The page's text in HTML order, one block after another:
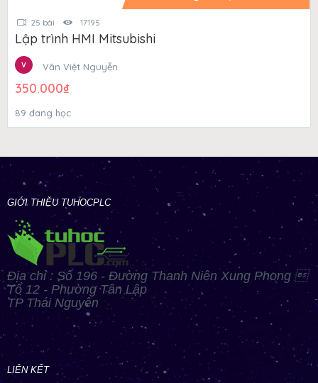
25 bài 17195
Lập trình HMI Mitsubishi
Văn Việt Nguyễn
350.000₫
89 đang học
GIỚI THIỆU TUHOCPLC
Địa chỉ : Số 196 - Đường Thanh Niên Xung Phong 
Tổ 12 - Phường Tân Lập
TP Thái Nguyên
LIÊN KẾT